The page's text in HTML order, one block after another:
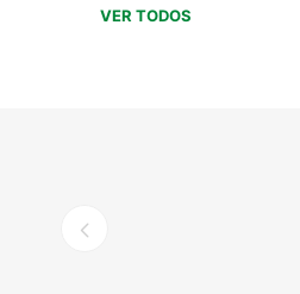
VER TODOS